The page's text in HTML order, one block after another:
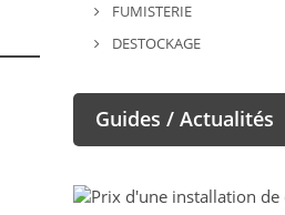
FUMISTERIE
DESTOCKAGE
Guides / Actualités